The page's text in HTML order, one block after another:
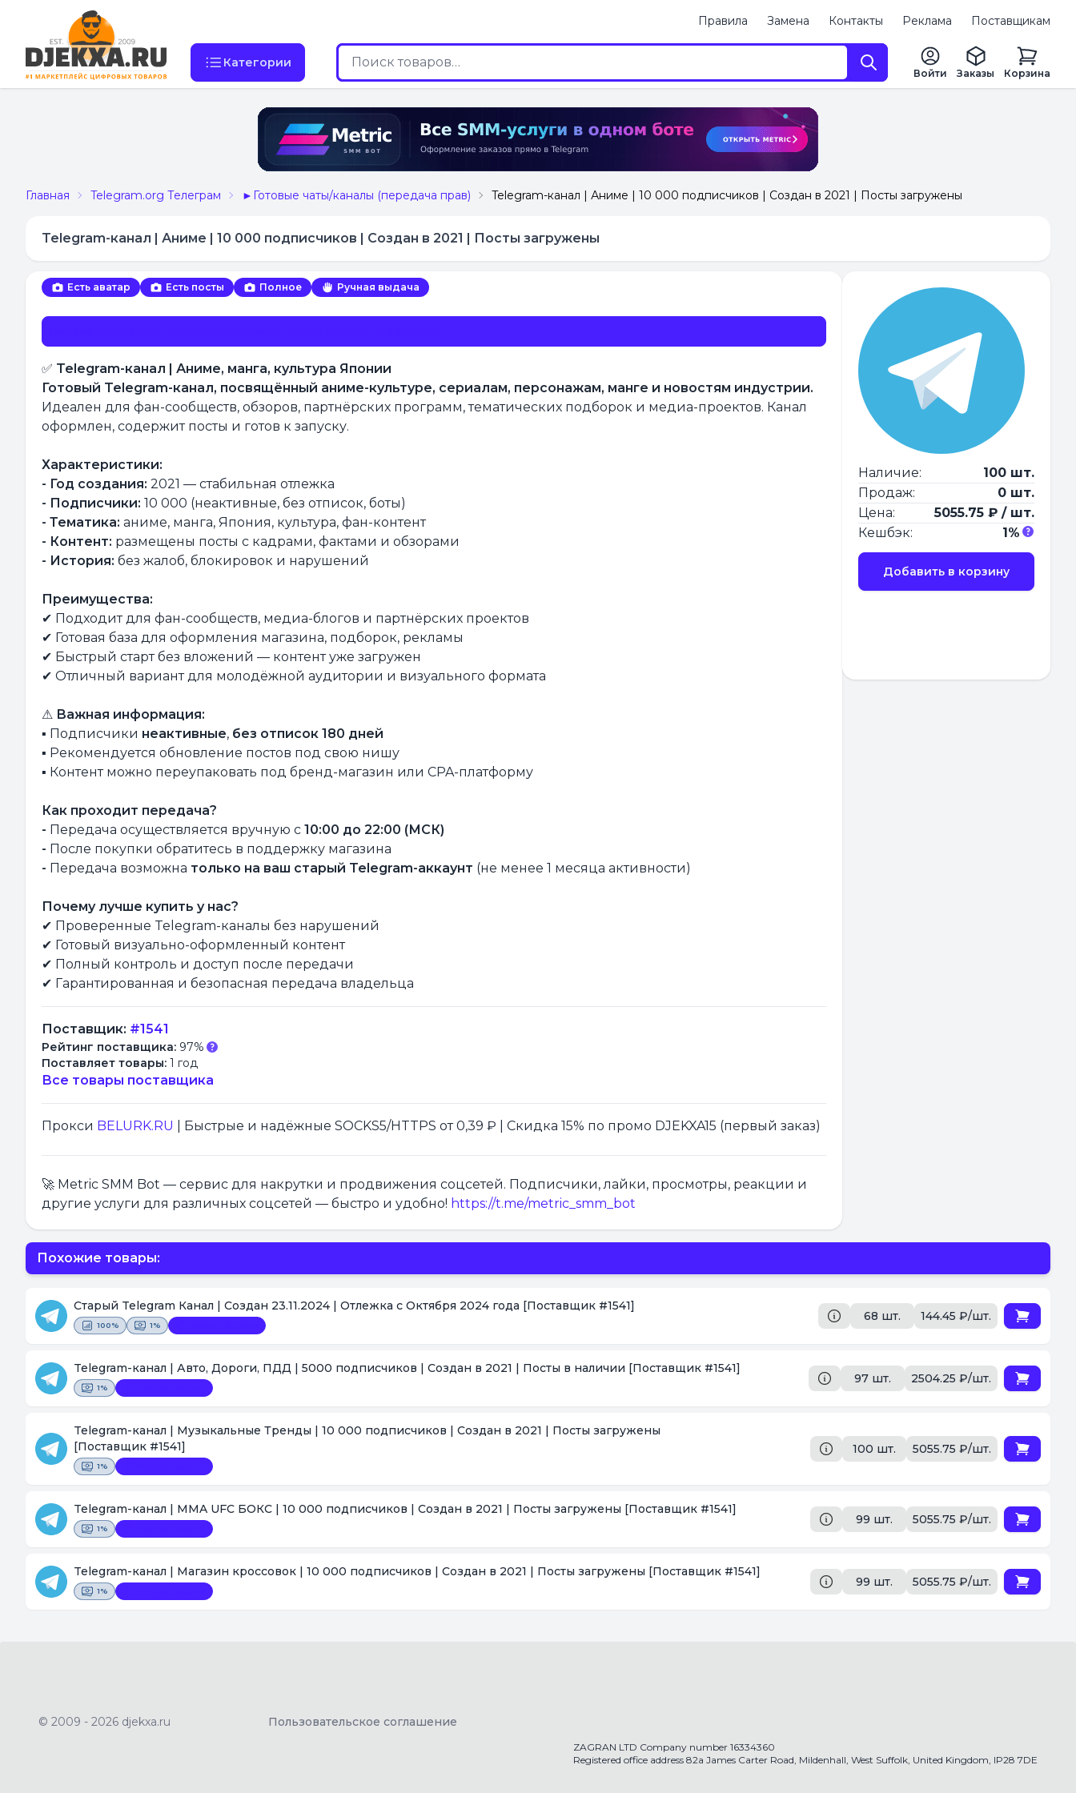
Правила Замена Контакты Реклама Поставщикам
Категории
Войти Заказы Корзина
Главная Telegram.org Телеграм ►Готовые чаты/каналы (передача прав) Telegram-канал | Аниме | 10 000 подписчиков | Создан в 2021 | Посты загружены
Telegram-канал | Аниме | 10 000 подписчиков | Создан в 2021 | Посты загружены
Есть аватар Есть посты Полное Ручная выдача
✅ Telegram-канал | Аниме, манга, культура Японии
Готовый Telegram-канал, посвящённый аниме-культуре, сериалам, персонажам, манге и новостям индустрии.
Идеален для фан-сообществ, обзоров, партнёрских программ, тематических подборок и медиа-проектов. Канал
оформлен, содержит посты и готов к запуску.
Характеристики:
- Год создания: 2021 — стабильная отлежка
- Подписчики: 10 000 (неактивные, без отписок, боты)
- Тематика: аниме, манга, Япония, культура, фан-контент
- Контент: размещены посты с кадрами, фактами и обзорами
- История: без жалоб, блокировок и нарушений
Преимущества:
✔ Подходит для фан-сообществ, медиа-блогов и партнёрских проектов
✔ Готовая база для оформления магазина, подборок, рекламы
✔ Быстрый старт без вложений — контент уже загружен
✔ Отличный вариант для молодёжной аудитории и визуального формата
⚠ Важная информация:
▪ Подписчики неактивные, без отписок 180 дней
▪ Рекомендуется обновление постов под свою нишу
▪ Контент можно переупаковать под бренд-магазин или CPA-платформу
Как проходит передача?
- Передача осуществляется вручную с 10:00 до 22:00 (МСК)
- После покупки обратитесь в поддержку магазина
- Передача возможна только на ваш старый Telegram-аккаунт (не менее 1 месяца активности)
Почему лучше купить у нас?
✔ Проверенные Telegram-каналы без нарушений
✔ Готовый визуально-оформленный контент
✔ Полный контроль и доступ после передачи
✔ Гарантированная и безопасная передача владельца
Поставщик: #1541
Рейтинг поставщика: 97%
Поставляет товары: 1 год
Все товары поставщика
Прокси BELURK.RU | Быстрые и надёжные SOCKS5/HTTPS от 0,39 ₽ | Скидка 15% по промо DJEKXA15 (первый заказ)
🚀 Metric SMM Bot — сервис для накрутки и продвижения соцсетей. Подписчики, лайки, просмотры, реакции и
другие услуги для различных соцсетей — быстро и удобно! https://t.me/metric_smm_bot
Наличие:
100 шт.
Продаж:
0 шт.
Цена:
5055.75 ₽ / шт.
Кешбэк:
1%
Добавить в корзину
Похожие товары:
Старый Telegram Канал | Создан 23.11.2024 | Отлежка с Октября 2024 года [Поставщик #1541]
100% 1%
68 шт. 144.45 ₽/шт.
Telegram-канал | Авто, Дороги, ПДД | 5000 подписчиков | Создан в 2021 | Посты в наличии [Поставщик #1541]
1%
97 шт. 2504.25 ₽/шт.
Telegram-канал | Музыкальные Тренды | 10 000 подписчиков | Создан в 2021 | Посты загружены
[Поставщик #1541]
1%
100 шт. 5055.75 ₽/шт.
Telegram-канал | MMA UFC БОКС | 10 000 подписчиков | Создан в 2021 | Посты загружены [Поставщик #1541]
1%
99 шт. 5055.75 ₽/шт.
Telegram-канал | Магазин кроссовок | 10 000 подписчиков | Создан в 2021 | Посты загружены [Поставщик #1541]
1%
99 шт. 5055.75 ₽/шт.
© 2009 - 2026 djekxa.ru Пользовательское соглашение
ZAGRAN LTD Company number 16334360
Registered office address 82a James Carter Road, Mildenhall, West Suffolk, United Kingdom, IP28 7DE